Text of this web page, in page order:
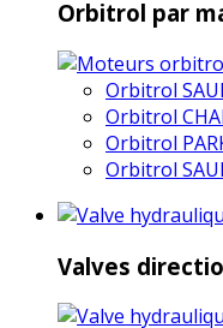
Orbitrol par
Orbitrol
Orbitrol
Orbitrol
Orbitrol
Valves